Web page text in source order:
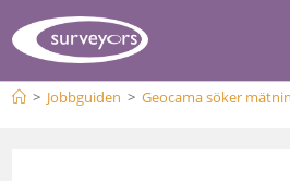
> Jobbguiden > Geocama söker